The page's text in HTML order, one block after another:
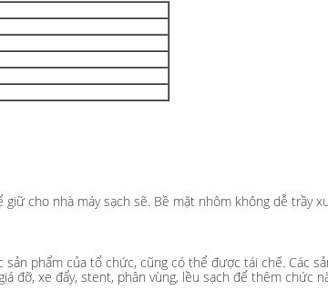
cho nhà máy sạch sẽ. Bề mặt nhôm không dễ trầy
phẩm của tổ chức, cũng có thể được tái chế. Các
đỡ, xe đẩy, stent, phân vùng, lều sạch để thêm chức